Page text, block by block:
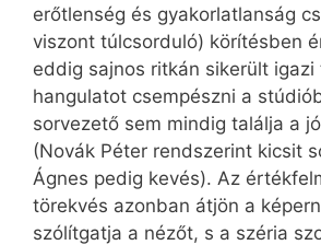
erőt­len­ség és gya­kor­lat­lan­ság
vi­szont túl­csor­du­ló) kö­rí­tés­ben
ed­dig saj­nos rit­kán si­ke­rült
han­gu­la­tot csem­pész­ni a
sor­ve­ze­tő sem min­dig ta­lál­ja a
(Novák Pé­ter rend­sze­rint ki­csit
Ág­nes pe­dig ke­vés). Az
tö­rek­vés azon­ban át­jön a
szó­lít­gat­ja a né­zőt, s a szé­ria